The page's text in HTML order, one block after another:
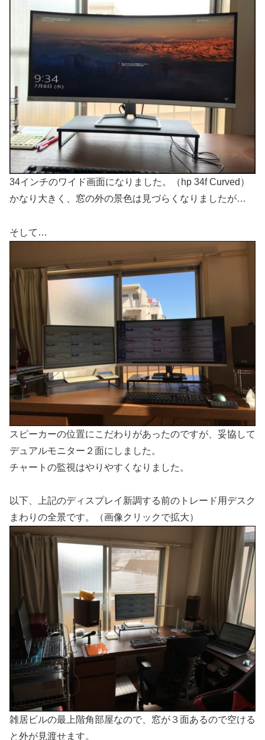
34インチのワイド画面になりました。（hp 34f Curved）
かなり大きく、窓の外の景色は見づらくなりましたが…
そして…
スピーカーの位置にこだわりがあったのですが、妥協して
デュアルモニター２面にしました。
チャートの監視はやりやすくなりました。
以下、上記のディスプレイ新調する前のトレード用デスク
まわりの全景です。（画像クリックで拡大）
雑居ビルの最上階角部屋なので、窓が３面あるので空ける
と外が見渡せます。